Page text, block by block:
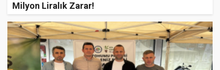
Milyon Liralık Zarar!